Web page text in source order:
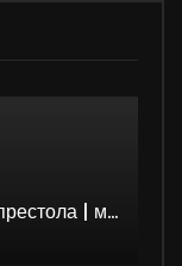
Три богатыря и Наследница престола | мультфильм